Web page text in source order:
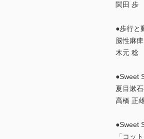
関田 歩
●歩行と
脳性麻
木元 稔
●Sweet
夏目漱
高橋 正
●Sweet
「コッ